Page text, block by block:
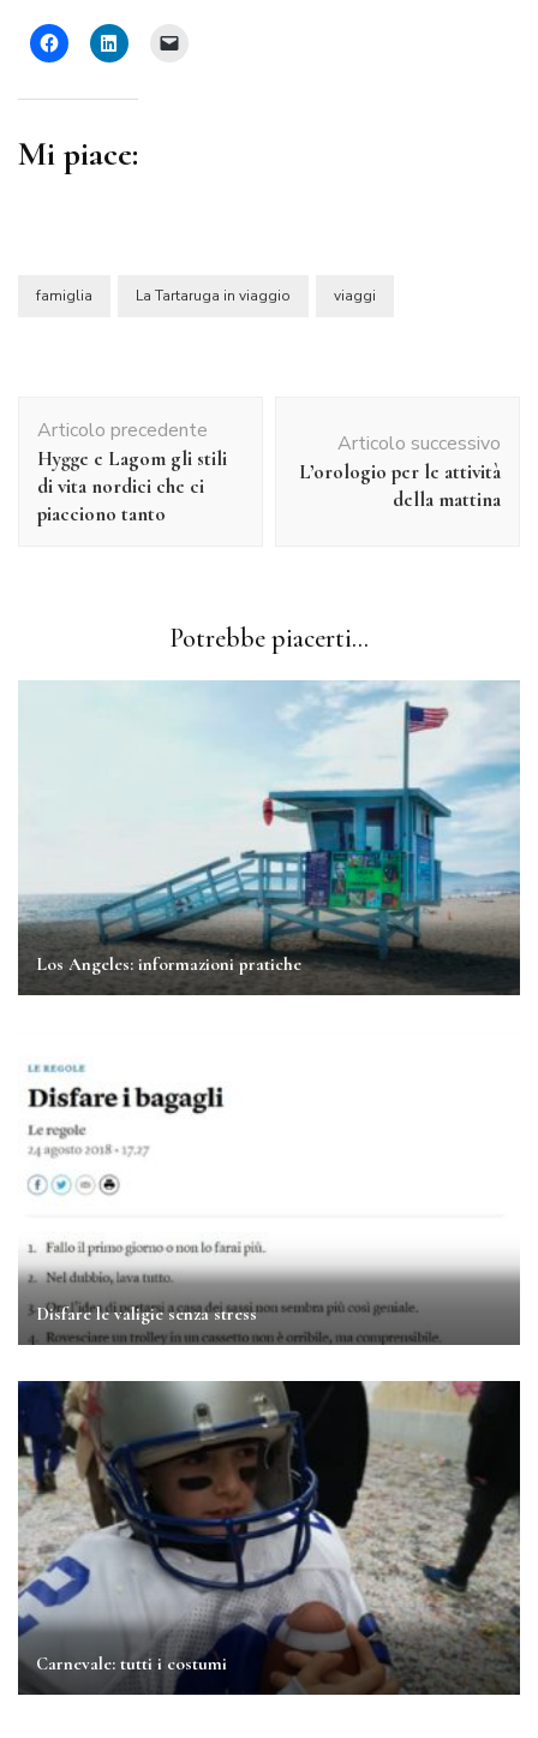
Mi piace:
famiglia La Tartaruga in viaggio viaggi
articolo
Articolo precedente
Hygge e Lagom gli stili
di vita nordici che ci
piacciono tanto
Articolo successivo
L’orologio per le attività
della mattina
Potrebbe piacerti...
Los Angeles: informazioni pratiche
Disfare le valigie senza stress
Carnevale: tutti i costumi